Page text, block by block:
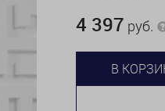
4 397 руб.
В